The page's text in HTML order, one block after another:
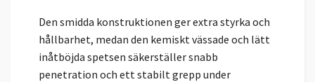
Den smidda konstruktionen ger extra styrka och
hållbarhet, medan den kemiskt vässade och lätt
inåtböjda spetsen säkerställer snabb
penetration och ett stabilt grepp under